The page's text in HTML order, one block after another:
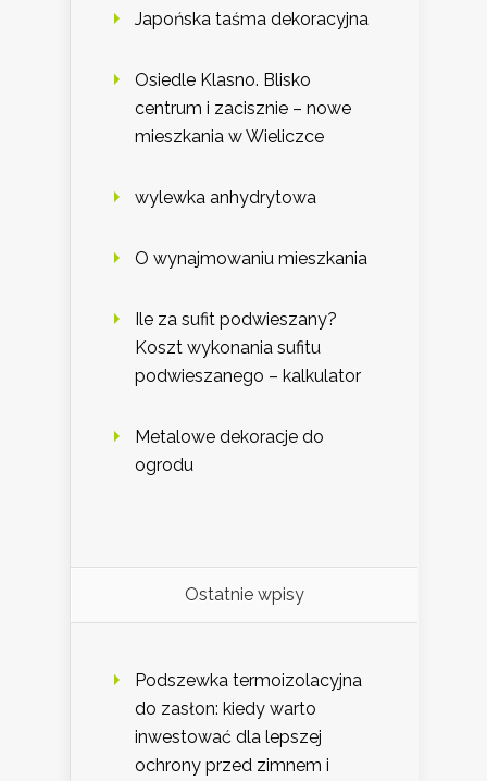
Japońska taśma dekoracyjna
Osiedle Klasno. Blisko
centrum i zacisznie – nowe
mieszkania w Wieliczce
wylewka anhydrytowa
O wynajmowaniu mieszkania
Ile za sufit podwieszany?
Koszt wykonania sufitu
podwieszanego – kalkulator
Metalowe dekoracje do
ogrodu
Ostatnie wpisy
Podszewka termoizolacyjna
do zasłon: kiedy warto
inwestować dla lepszej
ochrony przed zimnem i